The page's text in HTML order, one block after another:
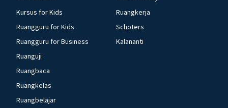
Kursus for Kids
Ruangguru for Kids
Ruangguru for Business
Ruanguji
Ruangbaca
Ruangkelas
Ruangbelajar
Ruangkerja
Schoters
Kalananti